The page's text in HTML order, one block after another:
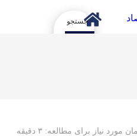
مورد نیاز برای مطالعه: ۳دقیقه